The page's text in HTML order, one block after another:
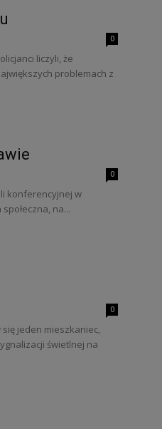
0
liczyli, że
problemach z
0
konferencyjnej w
na...
0
się jeden mieszkaniec,
świetlnej na